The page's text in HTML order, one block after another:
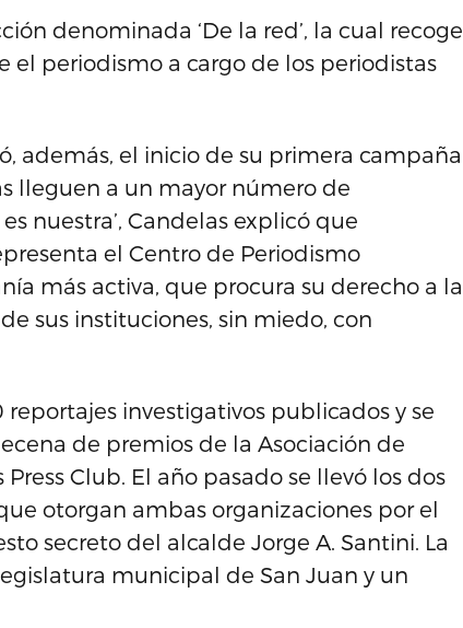
denominada ‘De la red’, la cual recoge
el periodismo a cargo de los periodistas
además, el inicio de su primera campaña
lleguen a un mayor número de
nuestra’, Candelas explicó que
el Centro de Periodismo
más activa, que procura su derecho a la
sus instituciones, sin miedo, con
reportajes investigativos publicados y se
de premios de la Asociación de
Club. El año pasado se llevó los dos
otorgan ambas organizaciones por el
secreto del alcalde Jorge A. Santini. La
municipal de San Juan y un